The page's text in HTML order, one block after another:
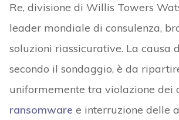
Re, divisione di Willis Towers
leader mondiale di consulenza,
soluzioni riassicurative. La causa
secondo il sondaggio, è da
uniformemente tra violazione dei
ransomware e interruzione delle